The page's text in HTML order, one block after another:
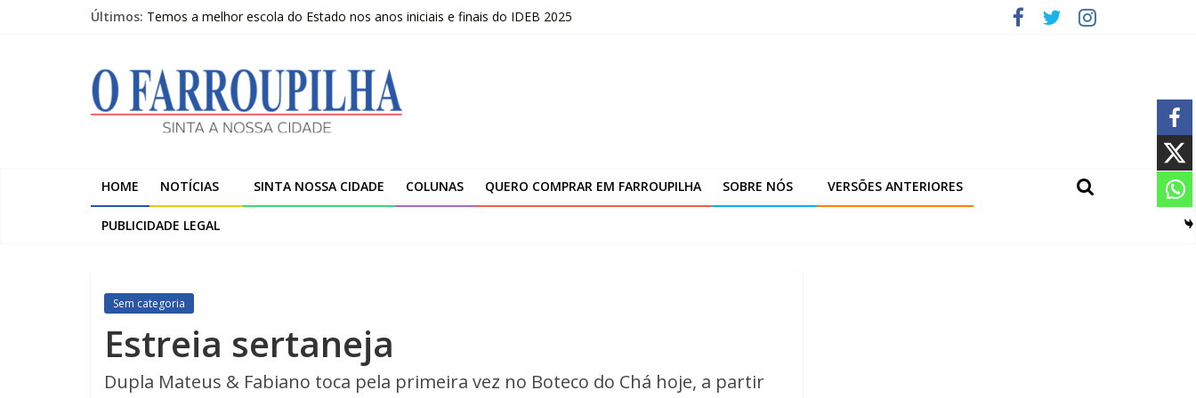
Últimos: Temos a melhor escola do Estado nos anos iniciais e finais do IDEB 2025
A despedida de Heitor Marcelino Arruda
Trombini investe R$ 120 milhões na ampliação da unidade de Farroupilha
O
Farroupilha
Nossa
Cidade
HOME NOTÍCIAS SINTA NOSSA CIDADE COLUNAS QUERO COMPRAR EM FARROUPILHA SOBRE NÓS VERSÕES ANTERIORES
PUBLICIDADE LEGAL
Sem categoria
Estreia sertaneja
Dupla Mateus & Fabiano toca pela primeira vez no Boteco do Chá hoje, a partir